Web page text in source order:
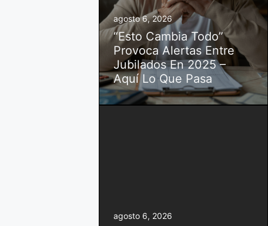
agosto 6, 2026
“Esto Cambia Todo”
Provoca Alertas Entre
Jubilados En 2025 –
Aquí Lo Que Pasa
agosto 6, 2026